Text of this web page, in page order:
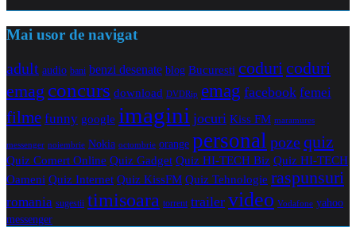
Mai usor de navigat
adult audio bani benzi desenate blog Bucuresti coduricoduri
emag concurs download DVDRip emag facebook femei
filme funny google imagini jocuri Kiss FM maramures
messenger noiembrie Nokia octombrie orange personal pozequiz
Quiz Comert Online Quiz Gadget Quiz HI-TECH Biz Quiz HI-TECH
Oameni Quiz Internet Quiz KissFM Quiz Tehnologie raspunsuri
romania sugestii timisoara torrent trailer video Vodafone yahoo
messenger